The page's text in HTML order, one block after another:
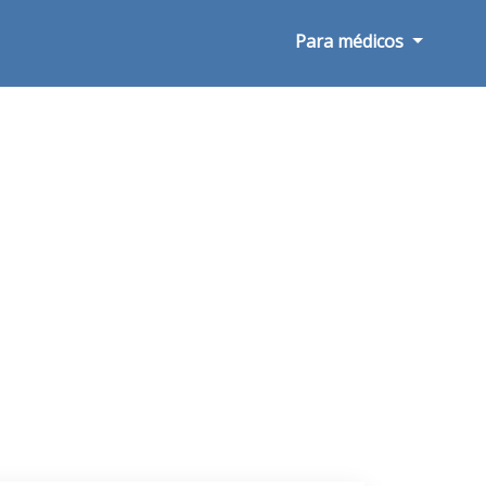
Para médicos